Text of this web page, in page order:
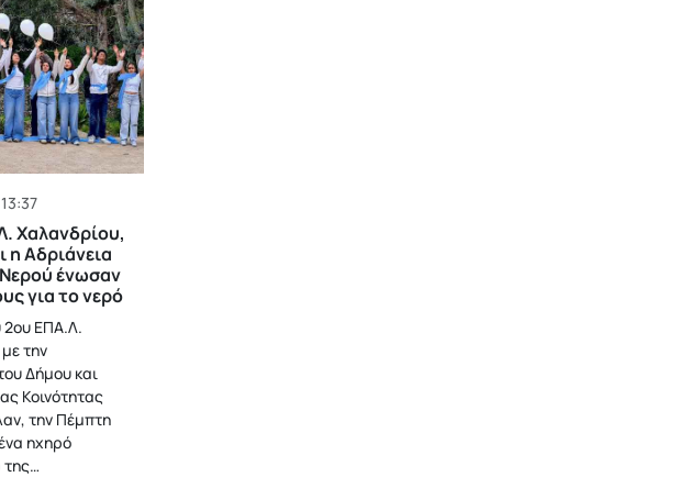
Χαλανδρίου,
η Αδριάνεια
ένωσαν
για το νερό
2ου ΕΠΑ.Λ.
την
Δήμου και
Κοινότητας
την Πέμπτη
ηχηρό